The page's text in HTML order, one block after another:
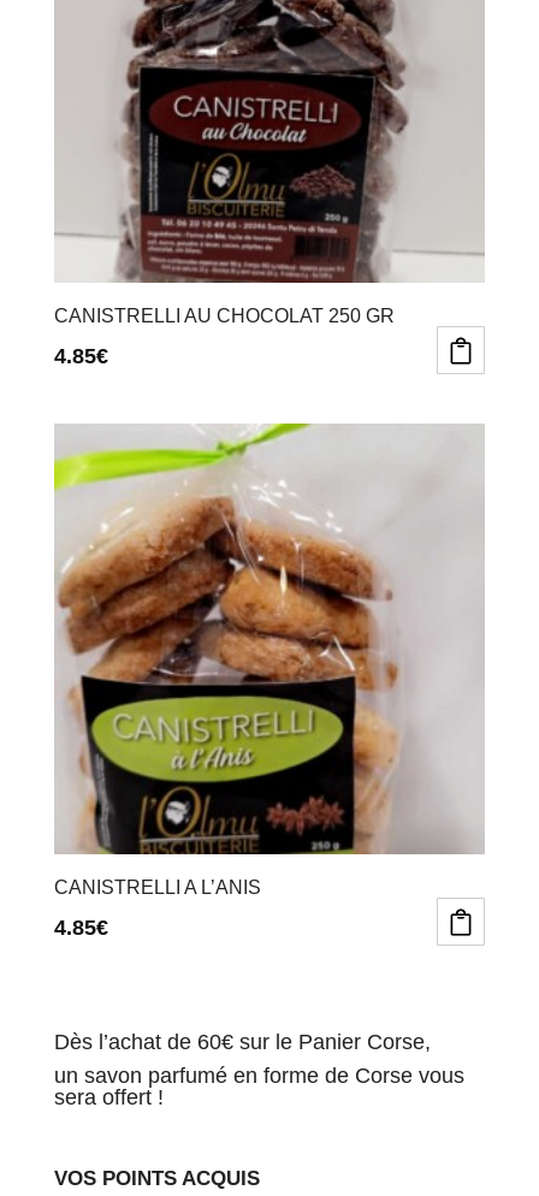
CANISTRELLI AU CHOCOLAT 250 GR
4.85€
CANISTRELLI A L’ANIS
4.85€
Dès l’achat de 60€ sur le Panier Corse,
un savon parfumé en forme de Corse vous
sera offert !
VOS POINTS ACQUIS